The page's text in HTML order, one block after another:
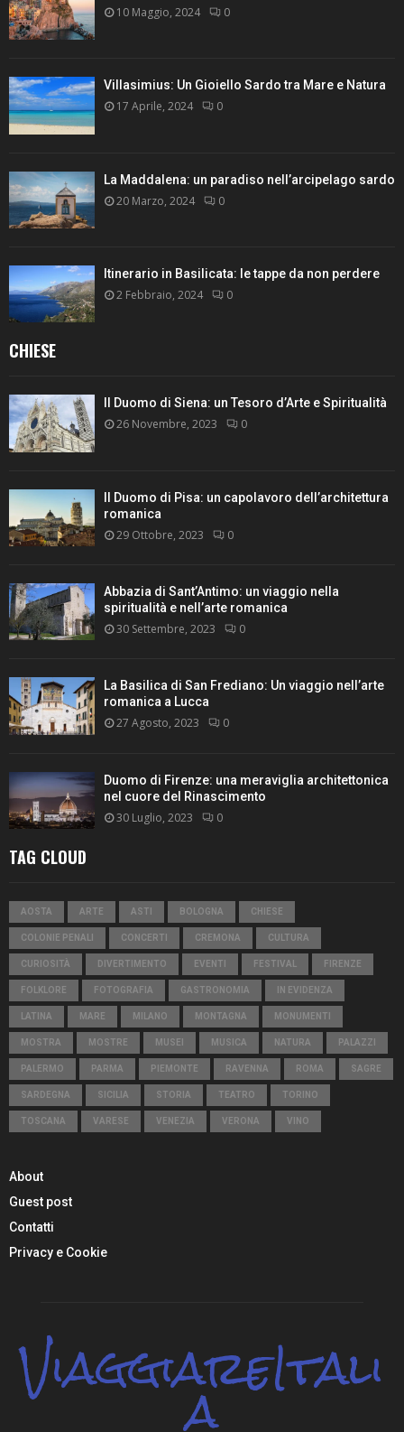
10 Maggio, 2024 0
Villasimius: Un Gioiello Sardo tra Mare e Natura
17 Aprile, 2024 0
La Maddalena: un paradiso nell’arcipelago sardo
20 Marzo, 2024 0
Itinerario in Basilicata: le tappe da non perdere
2 Febbraio, 2024 0
CHIESE
Il Duomo di Siena: un Tesoro d’Arte e Spiritualità
26 Novembre, 2023 0
Il Duomo di Pisa: un capolavoro dell’architettura
romanica
29 Ottobre, 2023 0
Abbazia di Sant’Antimo: un viaggio nella
spiritualità e nell’arte romanica
30 Settembre, 2023 0
La Basilica di San Frediano: Un viaggio nell’arte
romanica a Lucca
27 Agosto, 2023 0
Duomo di Firenze: una meraviglia architettonica
nel cuore del Rinascimento
30 Luglio, 2023 0
TAG CLOUD
AOSTA ARTE ASTI BOLOGNA CHIESE
COLONIE PENALI CONCERTI CREMONA CULTURA
CURIOSITÀ DIVERTIMENTO EVENTI FESTIVAL FIRENZE
FOLKLORE FOTOGRAFIA GASTRONOMIA IN EVIDENZA
LATINA MARE MILANO MONTAGNA MONUMENTI
MOSTRA MOSTRE MUSEI MUSICA NATURA PALAZZI
PALERMO PARMA PIEMONTE RAVENNA ROMA SAGRE
SARDEGNA SICILIA STORIA TEATRO TORINO
TOSCANA VARESE VENEZIA VERONA VINO
About
Guest post
Contatti
Privacy e Cookie
ViaggiareItali